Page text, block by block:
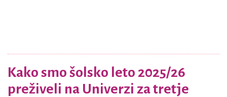
Kako smo šolsko leto 2025/26
preživeli na Univerzi za tretje